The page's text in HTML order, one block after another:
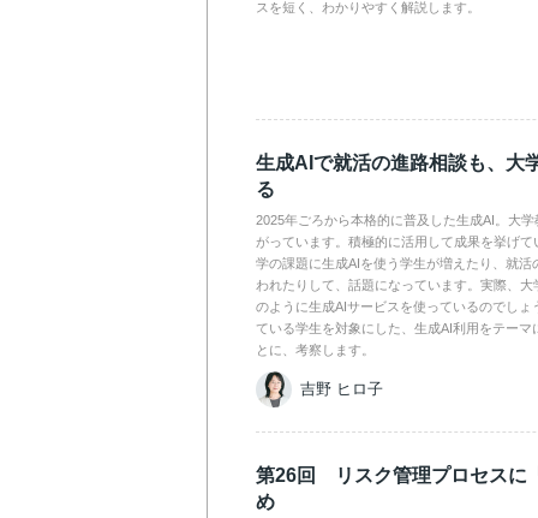
スを短く、わかりやすく解説します。
生成AIで就活の進路相談も、大
る
2025年ごろから本格的に普及した生成AI。大
がっています。積極的に活用して成果を挙げ
学の課題に生成AIを使う学生が増えたり、就活
われたりして、話題になっています。実際、
のように生成AIサービスを使っているのでしょ
ている学生を対象にした、生成AI利用をテーマ
とに、考察します。
吉野 ヒロ子
第26回 リスク管理プロセスに
め